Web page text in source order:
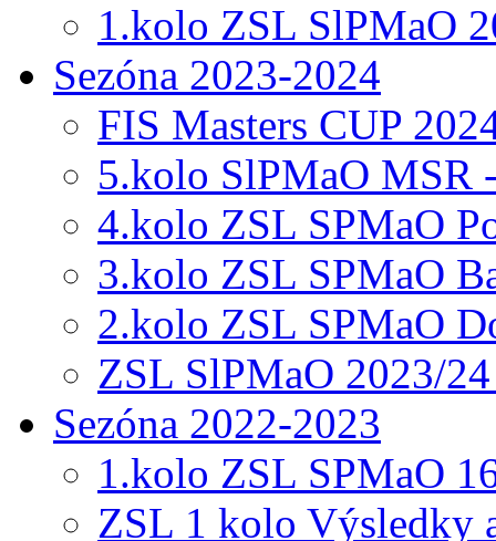
1.kolo ZSL SlPMaO
Sezóna 2023-2024
FIS Masters CUP
5.kolo SlPMaO MSR
4.kolo ZSL SPMaO
3.kolo ZSL SPMaO
2.kolo ZSL SPMaO
ZSL SlPMaO 2023/
Sezóna 2022-2023
1.kolo ZSL SPMaO
ZSL 1 kolo Výsledky